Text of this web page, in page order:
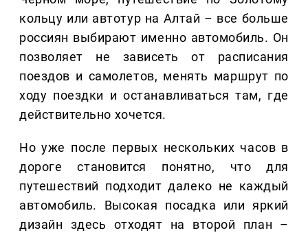
кольцу или автотур на Алтай – все больше
россиян выбирают именно автомобиль. Он
позволяет не зависеть от расписания
поездов и самолетов, менять маршрут по
ходу поездки и останавливаться там, где
действительно хочется.
Но уже после первых нескольких часов в
дороге становится понятно, что для
путешествий подходит далеко не каждый
автомобиль. Высокая посадка или яркий
дизайн здесь отходят на второй план –